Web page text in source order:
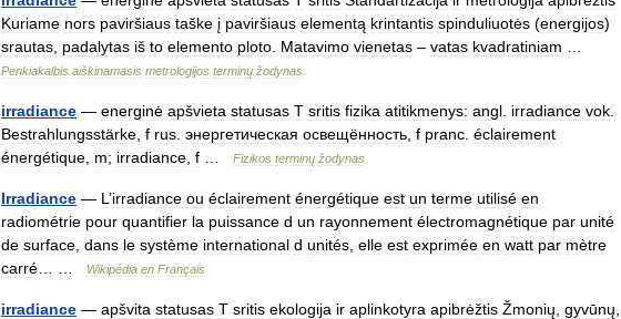
Kuriame nors paviršiaus taške į paviršiaus elementą krintantis spinduliuotės (energijos)
srautas padalytas iš to elemento ploto Matavimo vienetas – vatas kvadratiniam
Penkiakalbis aiškinamasis metrologijos terminų žodynas
irradiance — energinė apšvieta statusas T sritis fizika atitikmenys: angl irradiance vok
Bestrahlungsstärke f rus энергетическая освещённость f pranc éclairement
énergétique m; irradiance f Fizikos terminų žodynas
Irradiance — L ’irradiance ou éclairement énergétique est un terme utilisé en
radiométrie pour quantifier la puissance d un rayonnement électromagnétique par unité
de surface dans le système international d unités elle est exprimée en watt par mètre
carré
Wikipédia en Français
irradiance — apšvita statusas T sritis ekologija ir aplinkotyra apibrėžtis Žmonių gyvūnų